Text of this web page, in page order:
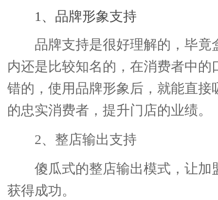
1、品牌形象支持
品牌支持是很好理解的，毕竟
内还是比较知名的，在消费者中的
错的，使用品牌形象后，就能直接
的忠实消费者，提升门店的业绩。
2、整店输出支持
傻瓜式的整店输出模式，让加
获得成功。